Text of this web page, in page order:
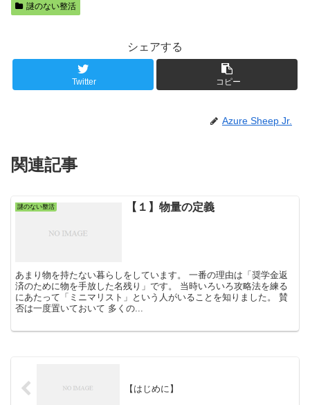
謎のない整活
シェアする
Twitter コピー
Azure Sheep Jr.
関連記事
謎のない整活 【１】物量の定義
あまり物を持たない暮らしをしています。 一番の理由は「奨学金返
済のために物を手放した名残り」です。 当時いろいろ攻略法を練る
にあたって「ミニマリスト」という人がいることを知りました。 賛
否は一度置いておいて 多くの...
【はじめに】